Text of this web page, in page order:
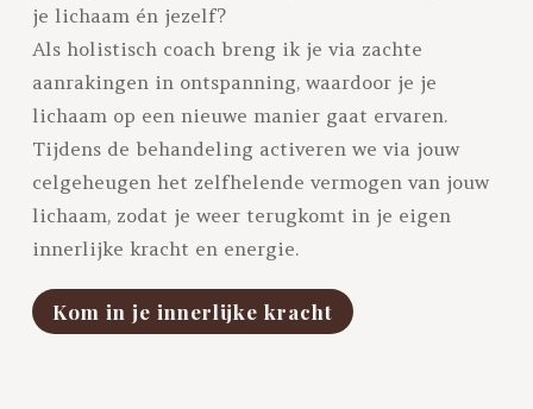
je lichaam én jezelf?
Als holistisch coach breng ik je via zachte
aanrakingen in ontspanning, waardoor je je
lichaam op een nieuwe manier gaat ervaren.
Tijdens de behandeling activeren we via jouw
celgeheugen het zelfhelende vermogen van jouw
lichaam, zodat je weer terugkomt in je eigen
innerlijke kracht en energie.
Kom in je innerlijke kracht